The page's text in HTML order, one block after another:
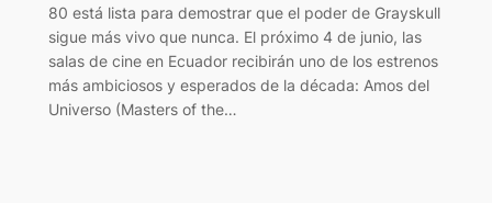
80 está lista para demostrar que el poder de Grayskull
sigue más vivo que nunca. El próximo 4 de junio, las
salas de cine en Ecuador recibirán uno de los estrenos
más ambiciosos y esperados de la década: Amos del
Universo (Masters of the…